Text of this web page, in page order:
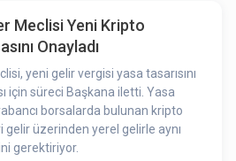
Meclisi Yeni Kripto
Onayladı
yeni gelir vergisi yasa tasarısını
için süreci Başkana iletti. Yasa
borsalarda bulunan kripto
üzerinden yerel gelirle aynı
gerektiriyor.